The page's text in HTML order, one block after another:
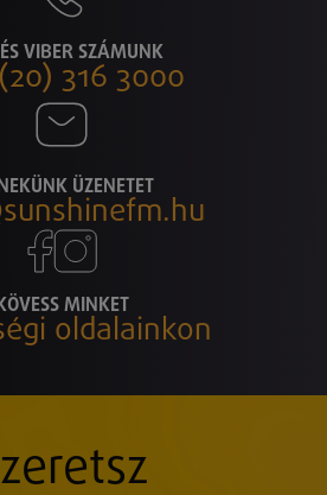
VIBER SZÁMUNK
316 3000
NEKÜNK ÜZENETET
KÖVESS MINKET
oldalainkon